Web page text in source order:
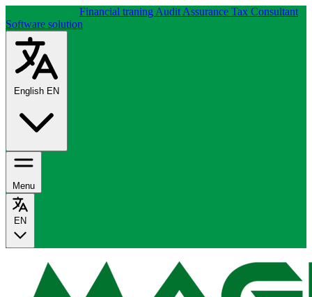
Financial traning Audit Assurance Tax Consultant
Software solution
English EN
Menu
EN